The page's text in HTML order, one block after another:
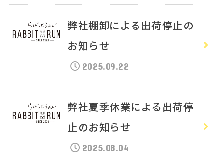
弊社棚卸による出荷停止の
お知らせ
2025.09.22
弊社夏季休業による出荷停
止のお知らせ
2025.08.04